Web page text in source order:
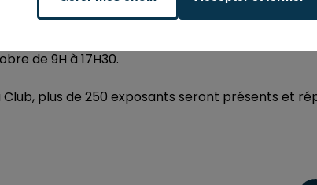
de 9H à 17H30.
plus de 250 exposants seront présents et